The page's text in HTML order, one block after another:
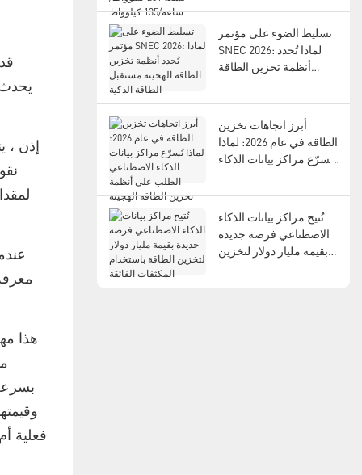
إذن ،
هذا
فعلية
ساعة/135 كيلوواط
تسليط الضوء على مؤتمر
SNEC 2026: لماذا تُحدد
أنظمة تخزين الطاقة
الذكية
أبرز اتجاهات تخزين
الطاقة في عام 2026: لماذا
تُسرّع مراكز بيانات الذكاء
أنظمة تخزين الطاقة
الهجينة
تُتيح مراكز بيانات الذكاء
الاصطناعي فرصة جديدة
بقيمة مليار دولار لتخزين